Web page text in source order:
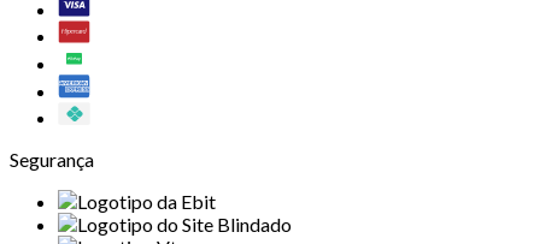
Segurança